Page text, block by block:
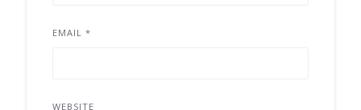
EMAIL *
WEBSITE